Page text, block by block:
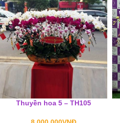
Thuyền hoa 5 – TH105